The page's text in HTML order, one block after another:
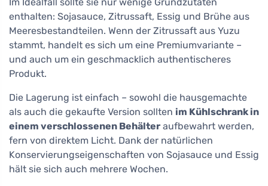
enthalten: Sojasauce, Zitrussaft, Essig und Brühe aus
Meeresbestandteilen. Wenn der Zitrussaft aus Yuzu
stammt, handelt es sich um eine Premiumvariante –
und auch um ein geschmacklich authentischeres
Produkt.
Die Lagerung ist einfach – sowohl die hausgemachte
als auch die gekaufte Version sollten im Kühlschrank in
einem verschlossenen Behälter aufbewahrt werden,
fern von direktem Licht. Dank der natürlichen
Konservierungseigenschaften von Sojasauce und Essig
hält sie sich auch mehrere Wochen.